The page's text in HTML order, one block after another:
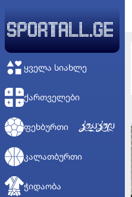
ᲧᲕᲔᲚᲐ ᲡᲘᲐᲮᲚᲔ
ᲥᲐᲠᲗᲕᲔᲚᲔᲑᲘ
ᲤᲔᲮᲑᲣᲠᲗᲘ
ᲙᲐᲚᲐᲗᲑᲣᲠᲗᲘ
ᲭᲘᲓᲐᲝᲑᲐ